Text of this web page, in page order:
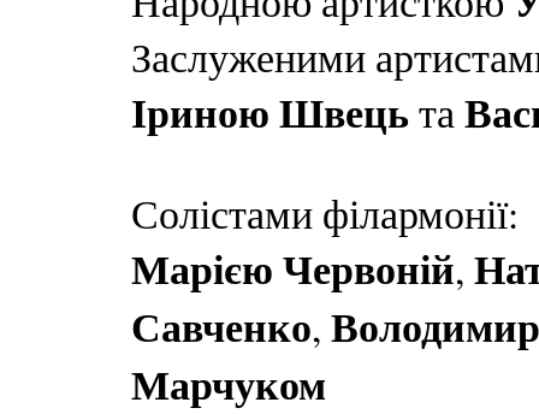
Заслуженими
Іриною Швецьта
Солістами філармонії:
Марією Червоній,
Савченко,
Марчуком